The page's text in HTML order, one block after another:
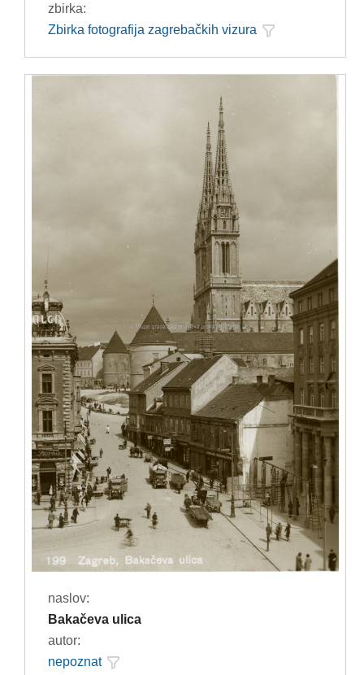
zbirka:
Zbirka fotografija zagrebačkih vizura
naslov:
Bakačeva ulica
autor:
nepoznat